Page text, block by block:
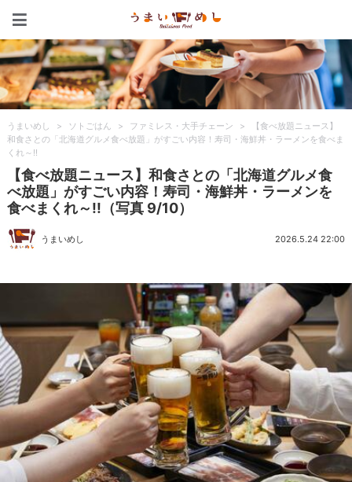
うまいめし > ソトごはん > ファミレス・大手チェーン >
【食べ放題ニュース】
和食さとの「北海道グルメ食べ放題」がすごい内容！寿司・海鮮丼・ラーメンを食べま
くれ～!!
【食べ放題ニュース】和食さとの「北海道グルメ食
べ放題」がすごい内容！寿司・海鮮丼・ラーメンを
食べまくれ～!!（写真 9/10）
うまいめし 2026.5.24 22:00